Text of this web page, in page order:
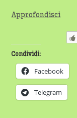
Approfondisci
Condividi:
Facebook
Telegram